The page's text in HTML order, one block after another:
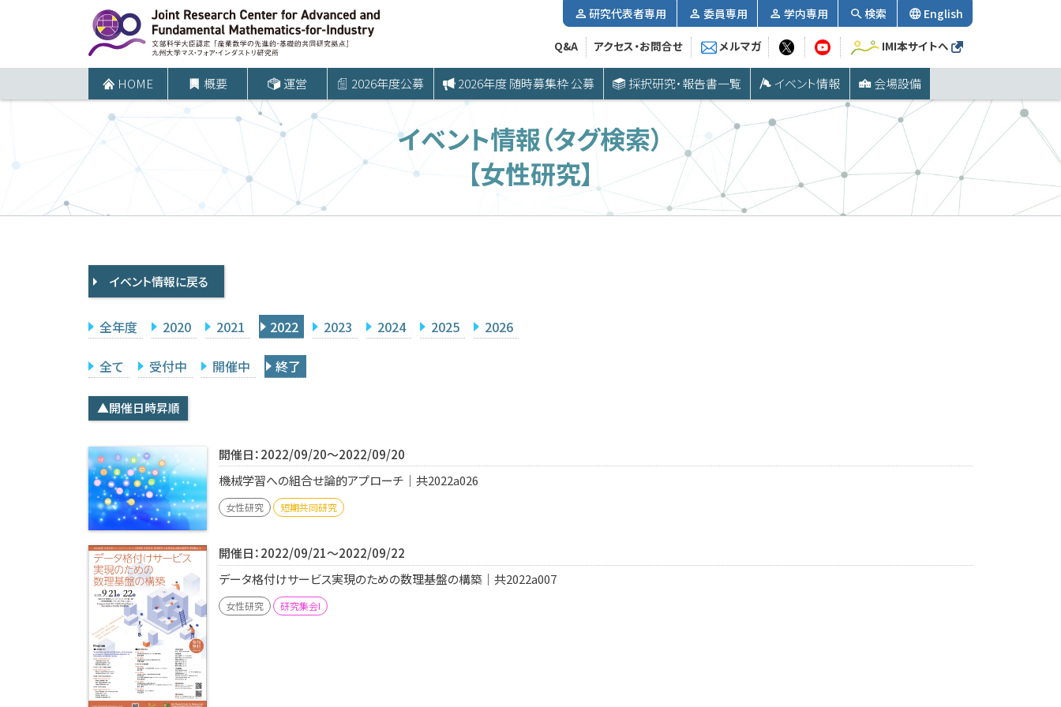
ツ
プ
HOME 概要 運営 2026年度公募 2026年度 随時募集枠 公募 採択研究・報告書一覧 イベント情報 会場設備
研究代表者専用 委員専用 学内専用 検索 English
Q&A アクセス・お問合せ メルマガ IMI本サイトへ
イベント情報（タグ検索）
【女性研究】
イベント情報に戻る
全年度 2020 2021 2022 2023 2024 2025 2026
全て 受付中 開催中 終了
▲開催日時昇順
開催日：2022/09/20～2022/09/20
機械学習への組合せ論的アプローチ｜共2022a026
女性研究 短期共同研究
開催日：2022/09/21～2022/09/22
データ格付けサービス実現のための数理基盤の構築｜共2022a007
女性研究 研究集会I